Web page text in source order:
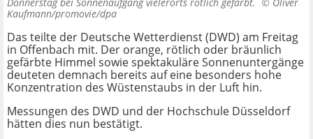
Kaufmann/promovie/dpa
Das teilte der Deutsche Wetterdienst (DWD) am Freitag
in Offenbach mit. Der orange, rötlich oder bräunlich
gefärbte Himmel sowie spektakuläre Sonnenuntergänge
deuteten demnach bereits auf eine besonders hohe
Konzentration des Wüstenstaubs in der Luft hin.
Messungen des DWD und der Hochschule Düsseldorf
hätten dies nun bestätigt.